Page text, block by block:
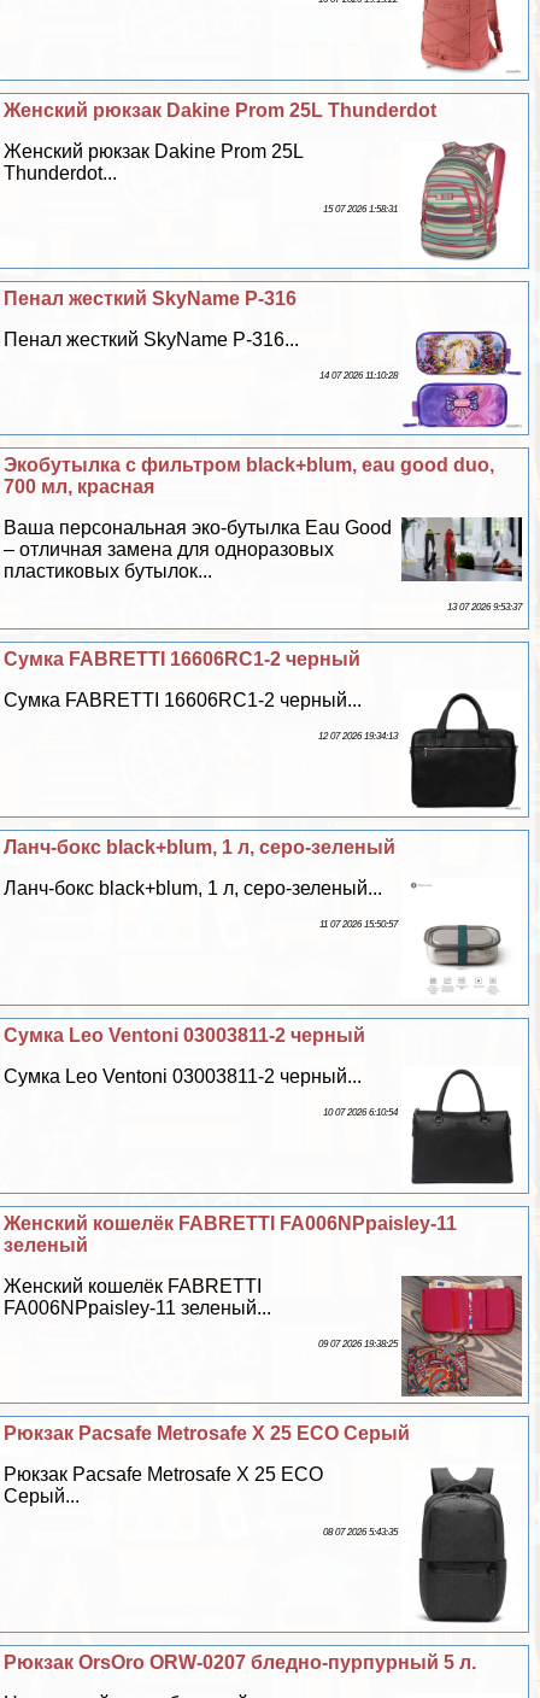
Женский рюкзак Dakine Prom 25L Thunderdot
Женский рюкзак Dakine Prom 25L
Thunderdot...
15 07 2026 1:58:31
Пенал жесткий SkyName P-316
Пенал жесткий SkyName P-316...
14 07 2026 11:10:28
Экобутылка с фильтром black+blum, eau good duo,
700 мл, красная
Ваша персональная эко-бутылка Eau Good
– отличная замена для одноразовых
пластиковых бутылок...
13 07 2026 9:53:37
Сумка FABRETTI 16606RC1-2 черный
Сумка FABRETTI 16606RC1-2 черный...
12 07 2026 19:34:13
Ланч-бокс black+blum, 1 л, серо-зеленый
Ланч-бокс black+blum, 1 л, серо-зеленый...
11 07 2026 15:50:57
Сумка Leo Ventoni 03003811-2 черный
Сумка Leo Ventoni 03003811-2 черный...
10 07 2026 6:10:54
Женский кошелёк FABRETTI FA006NPpaisley-11
зеленый
Женский кошелёк FABRETTI
FA006NPpaisley-11 зеленый...
09 07 2026 19:38:25
Рюкзак Pacsafe Metrosafe X 25 ECO Серый
Рюкзак Pacsafe Metrosafe X 25 ECO
Серый...
08 07 2026 5:43:35
Рюкзак OrsOro ORW-0207 бледно-пурпурный 5 л.